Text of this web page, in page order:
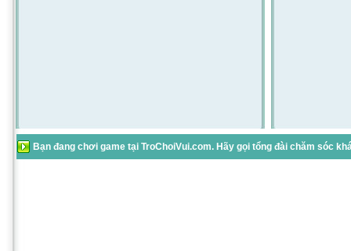
Bạn đang chơi game tại TroChoiVui.com. Hãy gọi tổng đài chăm sóc